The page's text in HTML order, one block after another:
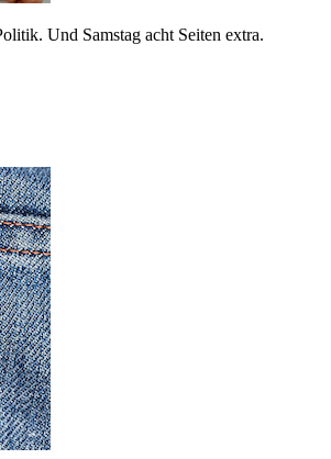
Und Samstag acht Seiten extra.